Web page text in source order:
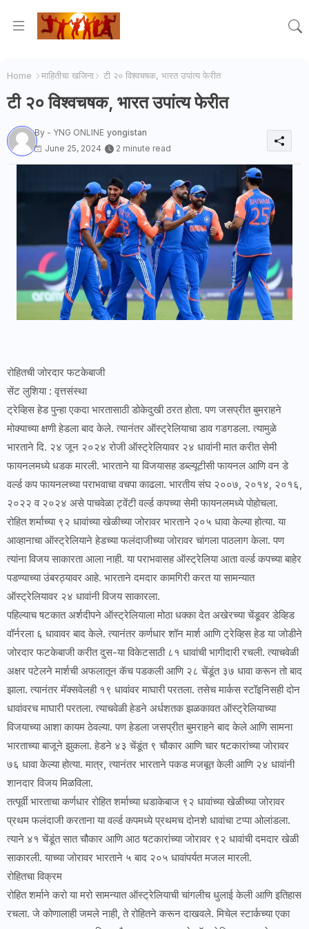
Home माहितीचा खजिना टी २० विश्वचषक, भारत उपांत्य फेरीत
टी २० विश्वचषक, भारत उपांत्य फेरीत
By - YNG ONLINE yongistan
June 25, 2024
2 minute read
रोहितची जोरदार फटकेबाजी
सेंट लुशिया : वृत्तसंस्था
ट्रेव्हिस हेड पुन्हा एकदा भारतासाठी डोकेदुखी ठरत होता. पण जसप्रीत बुमराहने
मोक्याच्या क्षणी हेडला बाद केले. त्यानंतर ऑस्ट्रेलियाचा डाव गडगडला. त्यामुळे
भारताने दि. २४ जून २०२४ रोजी ऑस्ट्रेलियावर २४ धावांनी मात करीत सेमी
फायनलमध्ये धडक मारली. भारताने या विजयासह डब्ल्यूटीसी फायनल आणि वन डे
वर्ल्ड कप फायनलच्या पराभवाचा वचपा काढला. भारतीय संघ २००७, २०१४, २०१६,
२०२२ व २०२४ असे पाचवेळा ट्वेंटी वर्ल्ड कपच्या सेमी फायनलमध्ये पोहोचला.
रोहित शर्माच्या ९२ धावांच्या खेळीच्या जोरावर भारताने २०५ धावा केल्या होत्या. या
आव्हानाचा ऑस्ट्रेलियाने हेडच्या फलंदाजीच्या जोरावर चांगला पाठलाग केला. पण
त्यांना विजय साकारता आला नाही. या पराभवासह ऑस्ट्रेलिया आता वर्ल्ड कपच्या बाहेर
पडण्याच्या उंबरठ्यावर आहे. भारताने दमदार कामगिरी करत या सामन्यात
ऑस्ट्रेलियावर २४ धावांनी विजय साकारला.
पहिल्याच षटकात अर्शदीपने ऑस्ट्रेलियाला मोठा धक्का देत अखेरच्या चेंडूवर डेव्हिड
वॉर्नरला ६ धावावर बाद केले. त्यानंतर कर्णधार शॉन मार्श आणि ट्रेव्हिस हेड या जोडीने
जोरदार फटकेबाजी करीत दुस-या विकेटसाठी ८१ धावांची भागीदारी रचली. त्याचवेळी
अक्षर पटेलने मार्शची अफलातून कॅच पडकली आणि २८ चेंडूंत ३७ धावा करून तो बाद
झाला. त्यानंतर मॅक्सवेलही १९ धावांवर माघारी परतला. तसेच मार्कस स्टॉइनिसही दोन
धावांवरच माघारी परतला. त्याचवेळी हेडने अर्धशतक झळकावत ऑस्ट्रेलियाच्या
विजयाच्या आशा कायम ठेवल्या. पण हेडला जसप्रीत बुमराहने बाद केले आणि सामना
भारताच्या बाजूने झुकला. हेडने ४३ चेंडूंत ९ चौकार आणि चार षटकारांच्या जोरावर
७६ धावा केल्या होत्या. मात्र, त्यानंतर भारताने पकड मजबूत केली आणि २४ धावांनी
शानदार विजय मिळविला.
तत्पूर्वी भारताचा कर्णधार रोहित शर्माच्या धडाकेबाज ९२ धावांच्या खेळीच्या जोरावर
प्रथम फलंदाजी करताना या वर्ल्ड कपमध्ये प्रथमच दोनशे धावांचा टप्पा ओलांडला.
त्याने ४१ चेंडूंत सात चौकार आणि आठ षटकारांच्या जोरावर ९२ धावांची दमदार खेळी
साकारली. याच्या जोरावर भारताने ५ बाद २०५ धावांपर्यत मजल मारली.
रोहितचा विक्रम
रोहित शर्माने करो या मरो सामन्यात ऑस्ट्रेलियाची चांगलीच धुलाई केली आणि इतिहास
रचला. जे कोणालाही जमले नाही, ते रोहितने करून दाखवले. मिचेल स्टार्कच्या एका